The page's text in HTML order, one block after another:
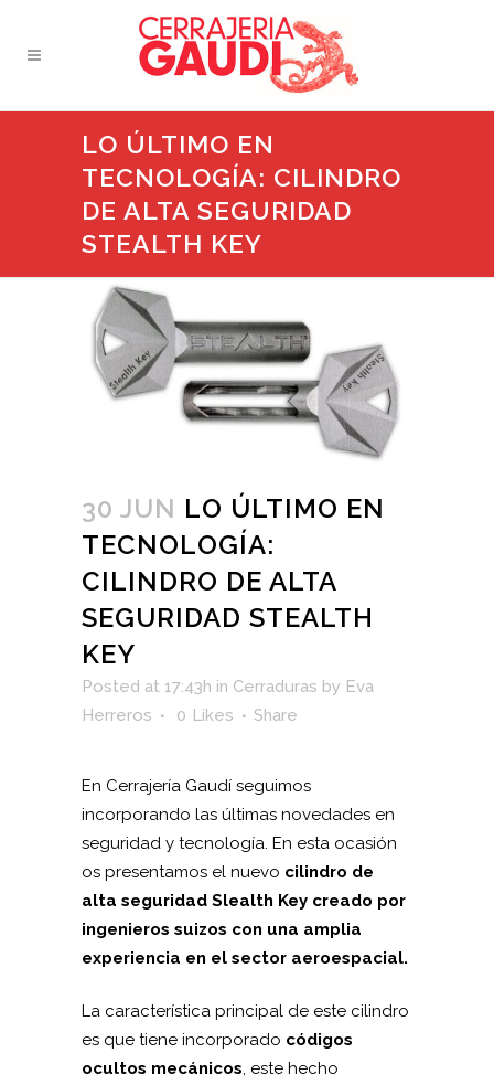
LO ÚLTIMO EN
TECNOLOGÍA: CILINDRO
DE ALTA SEGURIDAD
STEALTH KEY
30 JUN LO ÚLTIMO EN
TECNOLOGÍA:
CILINDRO DE ALTA
SEGURIDAD STEALTH
KEY
Posted at 17:43h in Cerraduras by Eva
Herreros
0 Likes Share
En Cerrajería Gaudí seguimos
incorporando las últimas novedades en
seguridad y tecnología. En esta ocasión
os presentamos el nuevo cilindro de
alta seguridad Slealth Key creado por
ingenieros suizos con una amplia
experiencia en el sector aeroespacial.
La característica principal de este cilindro
es que tiene incorporado códigos
ocultos mecánicos, este hecho